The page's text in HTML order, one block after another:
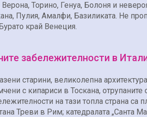
Торино, Генуа, Болоня и
Пулия, Амалфи, Базиликата. Не
край Венеция.
забележителности в
старини, великолепна
с кипариси в Тоскана,
на тази топла страна
Треви в Рим; катедралата „Санта